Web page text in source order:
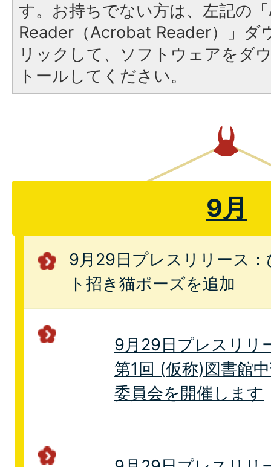
す。お持ちでない方は、左記の
Reader（Acrobat Reader）」ダ
リックして、ソフトウェアをダ
トールしてください。
9月
9月29日プレスリリース
ト招き猫ポーズを追加
9月29日プレスリリ
第1回 (仮称)図書館
委員会を開催します